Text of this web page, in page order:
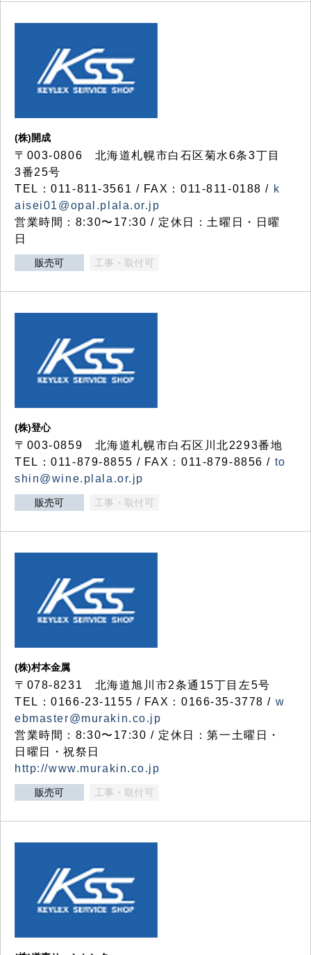
(株)開成
〒003-0806 北海道札幌市白石区菊水6条3丁目
3番25号
TEL：011-811-3561 / FAX：011-811-0188 / k
aisei01@opal.plala.or.jp
営業時間：8:30〜17:30 / 定休日：土曜日・日曜
日
販売可 工事・取付可
(株)登心
〒003-0859 北海道札幌市白石区川北2293番地
TEL：011-879-8855 / FAX：011-879-8856 / to
shin@wine.plala.or.jp
販売可 工事・取付可
(株)村本金属
〒078-8231 北海道旭川市2条通15丁目左5号
TEL：0166-23-1155 / FAX：0166-35-3778 / w
ebmaster@murakin.co.jp
営業時間：8:30〜17:30 / 定休日：第一土曜日・
日曜日・祝祭日
http://www.murakin.co.jp
販売可 工事・取付可